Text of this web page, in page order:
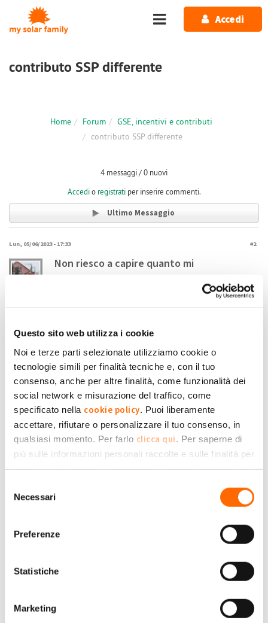
Questo sito web utilizza i cookie
Noi e terze parti selezionate utilizziamo cookie o
tecnologie simili per finalità tecniche e, con il tuo
consenso, anche per altre finalità, come funzionalità dei
social network e misurazione del traffico, come
specificato nella cookie policy . Puoi liberamente
accettare, rifiutare o personalizzare il tuo consenso, in
qualsiasi momento. Per farlo clicca qui . Per saperne di
più sulle informazioni personali raccolte e sulle finalità per
le quali tali informazioni saranno utilizzate, si prega di
delNecessari
Preferenze
Statistiche
Marketing
Salta al contenuto principale
Accedi
contributo SSP differente
Home Forum
GSE, incentivi e contributi
contributo SSP differente
4 messaggi / 0 nuovi
Accedio registratiper inserire commenti.
Ultimo Messaggio
Lun, 05/06/2023 - 17:33 #2
Non riesco a capire quanto mi
+1
0
Torna Su Accedioregistratiper inserire commenti.
Mar, 06/06/2023 - 10:34
contributo
0
Torna Su per inserire commenti.
Ven, 28/07/2023 - 18:59 #4
Buonasera, vorrei sapere perché i bonifici che mi sono arrivati,
sono minori dell'incentivo da voi conteggiato.